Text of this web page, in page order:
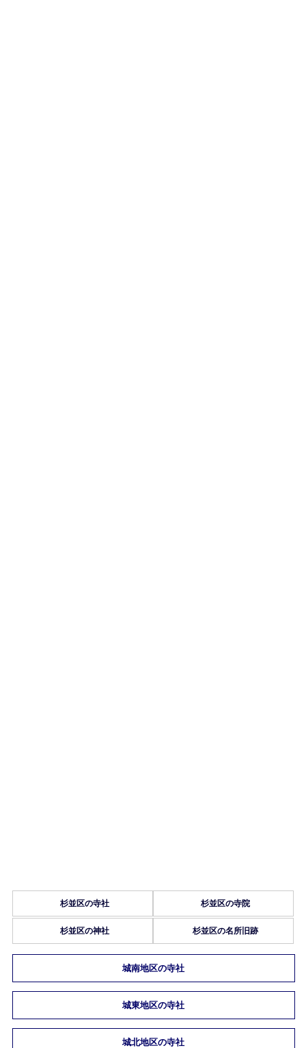
杉並区の寺社 杉並区の寺院
杉並区の神社 杉並区の名所旧跡
城南地区の寺社
城東地区の寺社
城北地区の寺社